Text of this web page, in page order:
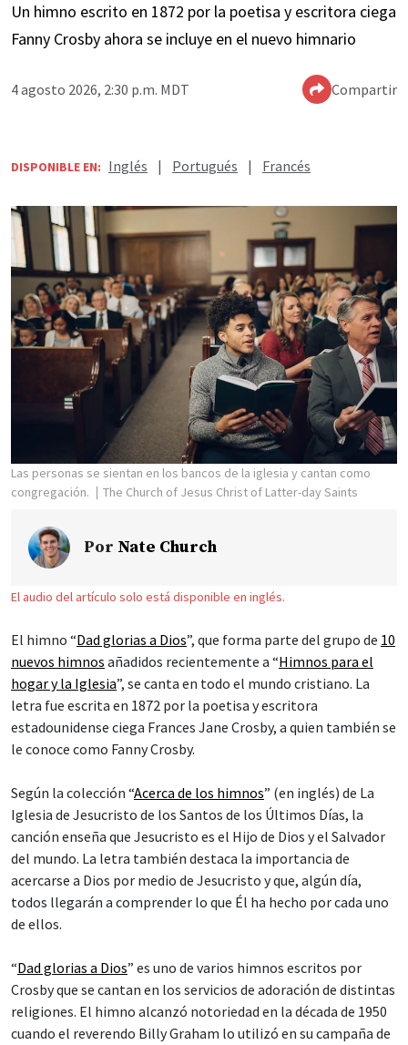
Un himno escrito en 1872 por la poetisa y escritora ciega
Fanny Crosby ahora se incluye en el nuevo himnario
4 agosto 2026, 2:30 p.m. MDT Compartir
DISPONIBLE EN: Inglés | Portugués | Francés
Las personas se sientan en los bancos de la iglesia y cantan como
congregación.
The Church of Jesus Christ of Latter-day Saints
Por Nate Church
El audio del artículo solo está disponible en inglés.
El himno “Dad glorias a Dios”, que forma parte del grupo de 10
nuevos himnos añadidos recientemente a “Himnos para el
hogar y la Iglesia”, se canta en todo el mundo cristiano. La
letra fue escrita en 1872 por la poetisa y escritora
estadounidense ciega Frances Jane Crosby, a quien también se
le conoce como Fanny Crosby.
Según la colección “Acerca de los himnos” (en inglés) de La
Iglesia de Jesucristo de los Santos de los Últimos Días, la
canción enseña que Jesucristo es el Hijo de Dios y el Salvador
del mundo. La letra también destaca la importancia de
acercarse a Dios por medio de Jesucristo y que, algún día,
todos llegarán a comprender lo que Él ha hecho por cada uno
de ellos.
“Dad glorias a Dios” es uno de varios himnos escritos por
Crosby que se cantan en los servicios de adoración de distintas
religiones. El himno alcanzó notoriedad en la década de 1950
cuando el reverendo Billy Graham lo utilizó en su campaña de